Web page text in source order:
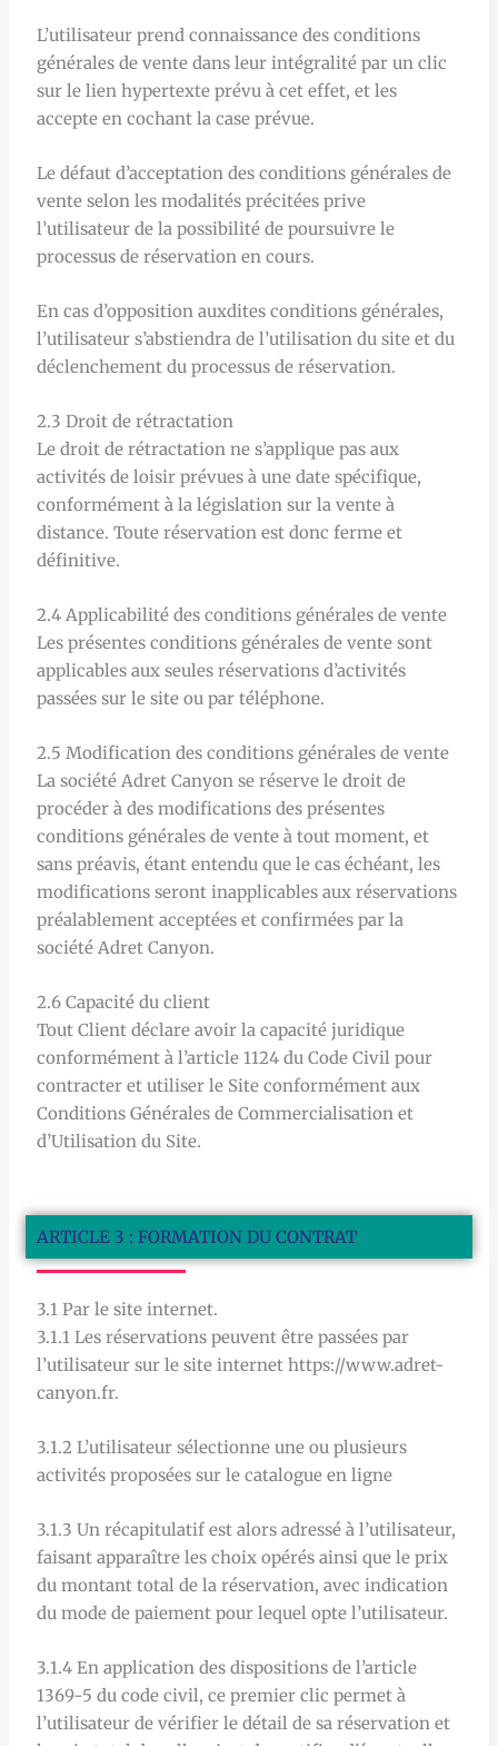
L’utilisateur prend connaissance des conditions
générales de vente dans leur intégralité par un clic
sur le lien hypertexte prévu à cet effet, et les
accepte en cochant la case prévue.
Le défaut d’acceptation des conditions générales de
vente selon les modalités précitées prive
l’utilisateur de la possibilité de poursuivre le
processus de réservation en cours.
En cas d’opposition auxdites conditions générales,
l’utilisateur s’abstiendra de l’utilisation du site et du
déclenchement du processus de réservation.
2.3 Droit de rétractation
Le droit de rétractation ne s’applique pas aux
activités de loisir prévues à une date spécifique,
conformément à la législation sur la vente à
distance. Toute réservation est donc ferme et
définitive.
2.4 Applicabilité des conditions générales de vente
Les présentes conditions générales de vente sont
applicables aux seules réservations d’activités
passées sur le site ou par téléphone.
2.5 Modification des conditions générales de vente
La société Adret Canyon se réserve le droit de
procéder à des modifications des présentes
conditions générales de vente à tout moment, et
sans préavis, étant entendu que le cas échéant, les
modifications seront inapplicables aux réservations
préalablement acceptées et confirmées par la
société Adret Canyon.
2.6 Capacité du client
Tout Client déclare avoir la capacité juridique
conformément à l’article 1124 du Code Civil pour
contracter et utiliser le Site conformément aux
Conditions Générales de Commercialisation et
d’Utilisation du Site.
ARTICLE 3 : FORMATION DU CONTRAT
3.1 Par le site internet.
3.1.1 Les réservations peuvent être passées par
l’utilisateur sur le site internet https://www.adret-
canyon.fr.
3.1.2 L’utilisateur sélectionne une ou plusieurs
activités proposées sur le catalogue en ligne
3.1.3 Un récapitulatif est alors adressé à l’utilisateur,
faisant apparaître les choix opérés ainsi que le prix
du montant total de la réservation, avec indication
du mode de paiement pour lequel opte l’utilisateur.
3.1.4 En application des dispositions de l’article
1369-5 du code civil, ce premier clic permet à
l’utilisateur de vérifier le détail de sa réservation et